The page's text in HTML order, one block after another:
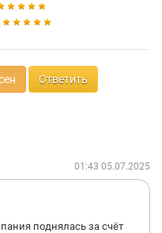
Ответить
01:43 05.07.2025
поднялась за счёт